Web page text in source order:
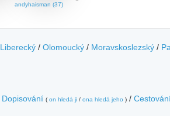
andyhaisman (37)
Liberecký / Olomoucký / Moravskoslezský /
Dopisování ( on hledá ji / ona hledá jeho ) /